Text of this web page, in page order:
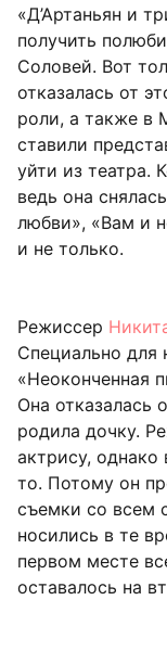
«Д’Артаньян и
получить
Соловей. Вот
отказалась от
роли, а также в
ставили
уйти из театра.
ведь она
любви», «Вам и
и не только.
Режиссер
Специально для
«Неоконченная
Она отказалась
родила дочку.
актрису, однако
то. Потому он
съемки со всем
носились в те
первом месте
оставалось на